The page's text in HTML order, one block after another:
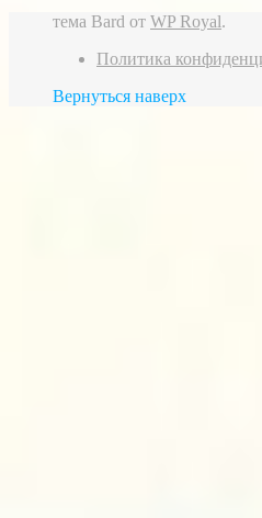
тема Bard от WP Royal.
Политика
Вернуться наверх